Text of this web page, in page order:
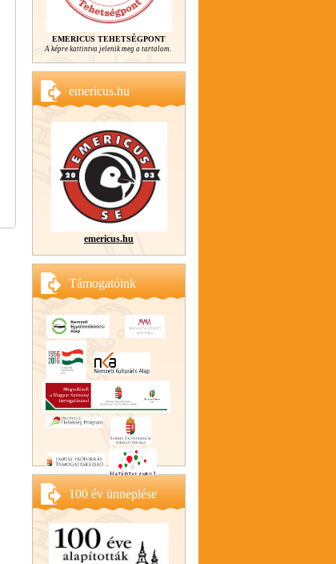
EMERICUS TEHETSÉGPONT
A képre kattintva jelenik meg a tartalom.
emericus.hu
emericus.hu
Támogatóink
100 év ünneplése